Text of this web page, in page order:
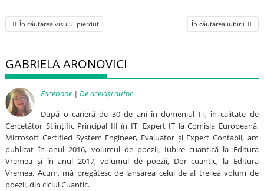
Post
navigation
În căutarea visului pierdut În căutarea iubirii
GABRIELA ARONOVICI
Facebook|De același autor
După o carieră de 30 de ani în domeniul IT, în calitate de
Cercetător Științific Principal III în IT, Expert IT la Comisia Europeană,
Microsoft Certified System Engineer, Evaluator și Expert Contabil, am
publicat în anul 2016, volumul de poezii, Iubire cuantică la Editura
Vremea și în anul 2017, volumul de poezii, Dor cuantic, la Editura
Vremea. Acum, mă pregătesc de lansarea celui de al treilea volum de
poezii, din ciclul Cuantic.